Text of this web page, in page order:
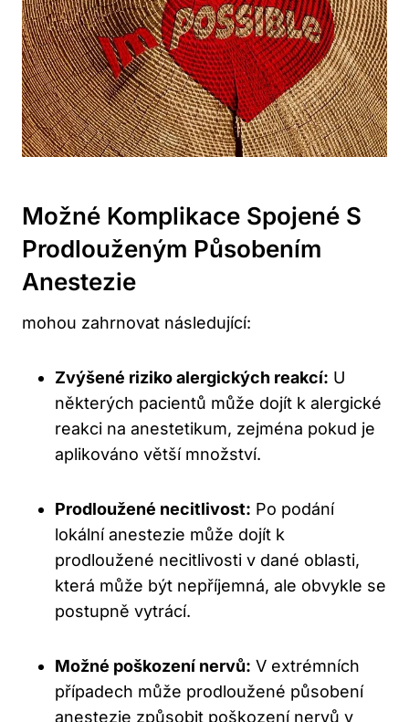
Možné Komplikace Spojené S
Prodlouženým Působením
Anestezie
mohou zahrnovat následující:
Zvýšené riziko alergických reakcí: U
některých pacientů může dojít k alergické
reakci na anestetikum, zejména pokud je
aplikováno větší množství.
Prodloužené necitlivost: Po podání
lokální anestezie může dojít k
prodloužené necitlivosti v dané oblasti,
která může být nepříjemná, ale obvykle se
postupně vytrácí.
Možné poškození nervů: V extrémních
případech může prodloužené působení
anestezie způsobit poškození nervů v